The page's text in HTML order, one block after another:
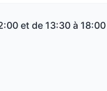
et de 13:30 à 18:00